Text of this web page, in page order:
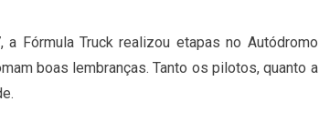
Fórmula Truck realizou etapas no Autódromo
boas lembranças. Tanto os pilotos, quanto a